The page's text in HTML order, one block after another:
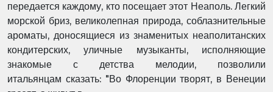
передается каждому, кто посещает этот Неаполь. Легкий
морской бриз, великолепная природа, соблазнительные
ароматы, доносящиеся из знаменитых неаполитанских
кондитерских, уличные музыканты, исполняющие
знакомые с детства мелодии, позволили
итальянцам сказать: "Во Флоренции творят, в Венеции